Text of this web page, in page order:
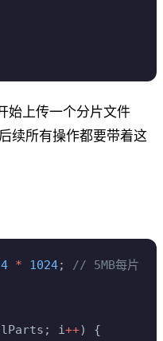
始上传一个分片文件
续所有操作都要带着这
* 1024; // 5MB每片
i++) {